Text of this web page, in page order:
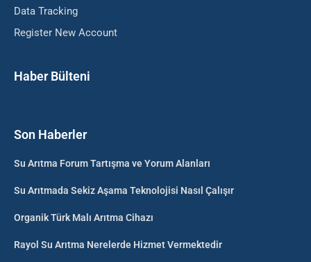
Data Tracking
Register New Account
Haber Bülteni
Son Haberler
Su Arıtma Forum Tartışma ve Yorum Alanları
Su Arıtmada Sekiz Aşama Teknolojisi Nasıl Çalışır
Organik Türk Malı Arıtma Cihazı
Rayol Su Arıtma Nerelerde Hizmet Vermektedir